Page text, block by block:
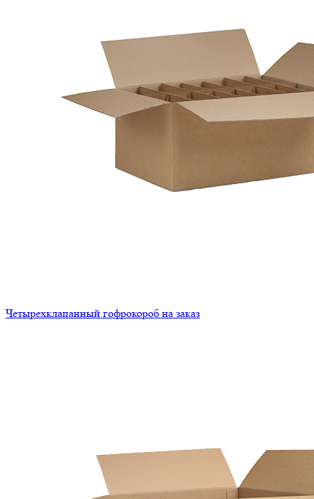
Четырехклапанный гофрокороб на заказ